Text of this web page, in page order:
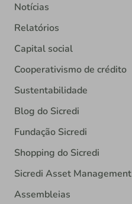
Notícias
Relatórios
Capital social
Cooperativismo de crédito
Sustentabilidade
Blog do Sicredi
Fundação Sicredi
Shopping do Sicredi
Sicredi Asset Management
Assembleias